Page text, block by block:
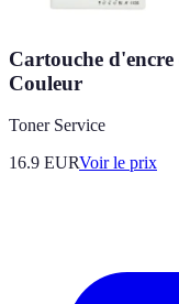
Cartouche
Couleur
Toner Service
16.9 EURVoir le prix